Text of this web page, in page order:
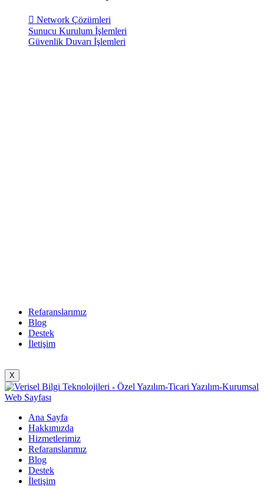
Network Çözümleri
Sunucu Kurulum İşlemleri
Güvenlik Duvarı İşlemleri
Refaranslarımız
Blog
Destek
İletişim
X
Ana Sayfa
Hakkımızda
Hizmetlerimiz
Refaranslarımız
Blog
Destek
İletişim